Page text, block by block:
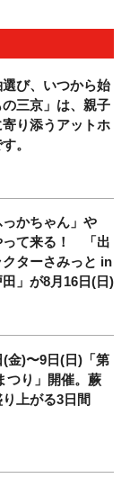
選び、いつから始
三京」は、親子
り添うアットホ
。
っかちゃん」や
って来る！ 「出
ターさみっと in
」が8月16日(日)
(金)〜9日(日)「第
つり」開催。蕨
上がる3日間